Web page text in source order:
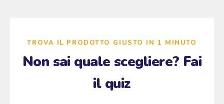
TROVA IL PRODOTTO GIUSTO IN 1 MINUTO
Non sai quale scegliere? Fai
il quiz